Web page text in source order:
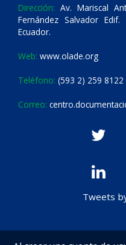
Dirección: Av. Mariscal
Fernández Salvador
Ecuador.
Web: www.olade.org
Teléfono: (593 2) 259
Correo:
Tweets